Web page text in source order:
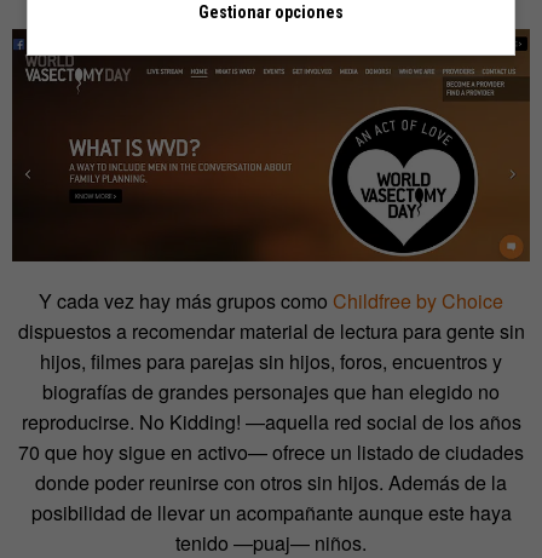
Y cada vez hay más grupos como Childfree by Choice
dispuestos a recomendar material de lectura para gente sin
hijos, filmes para parejas sin hijos, foros, encuentros y
biografías de grandes personajes que han elegido no
reproducirse. No Kidding! —aquella red social de los años
70 que hoy sigue en activo— ofrece un listado de ciudades
donde poder reunirse con otros sin hijos. Además de la
posibilidad de llevar un acompañante aunque este haya
tenido —puaj— niños.
Gestionar opciones